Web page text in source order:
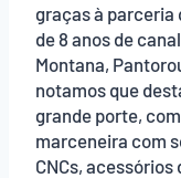
graças à parceria
de 8 anos de
Montana,
notamos que
grande porte,
marceneira com
CNCs,